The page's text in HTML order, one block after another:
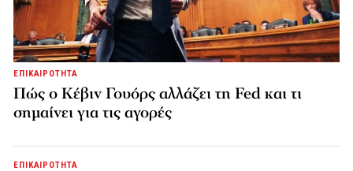
ΕΠΙΚΑΙΡΟΤΗΤΑ
Πώς ο Κέβιν Γουόρς αλλάζει τη Fed και τι
σημαίνει για τις αγορές
ΕΠΙΚΑΙΡΟΤΗΤΑ